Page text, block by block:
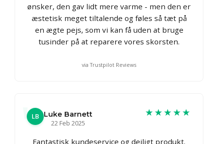
ønsker, den gav lidt mere varme - men den er
æstetisk meget tiltalende og føles så tæt på
en ægte pejs, som vi kan få uden at bruge
tusinder på at reparere vores skorsten.
via Trustpilot Reviews
LB
Luke Barnett
22 Feb 2025
★★★★★
Fantastisk kundeservice og dejligt produkt.